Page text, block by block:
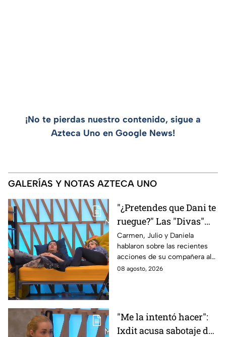
¡No te pierdas nuestro contenido, sigue a
Azteca Uno en Google News!
GALERÍAS Y NOTAS AZTECA UNO
"¿Pretendes que Dani te
ruegue?" Las "Divas"
lamentan el
comportamiento de
Michelle en MasterChef
24/7
Carmen, Julio y Daniela
hablaron sobre las recientes
acciones de su compañera al
interior del Mundo MasterChef
08 agosto, 2026
"Me la intentó hacer":
Ixdit acusa sabotaje de